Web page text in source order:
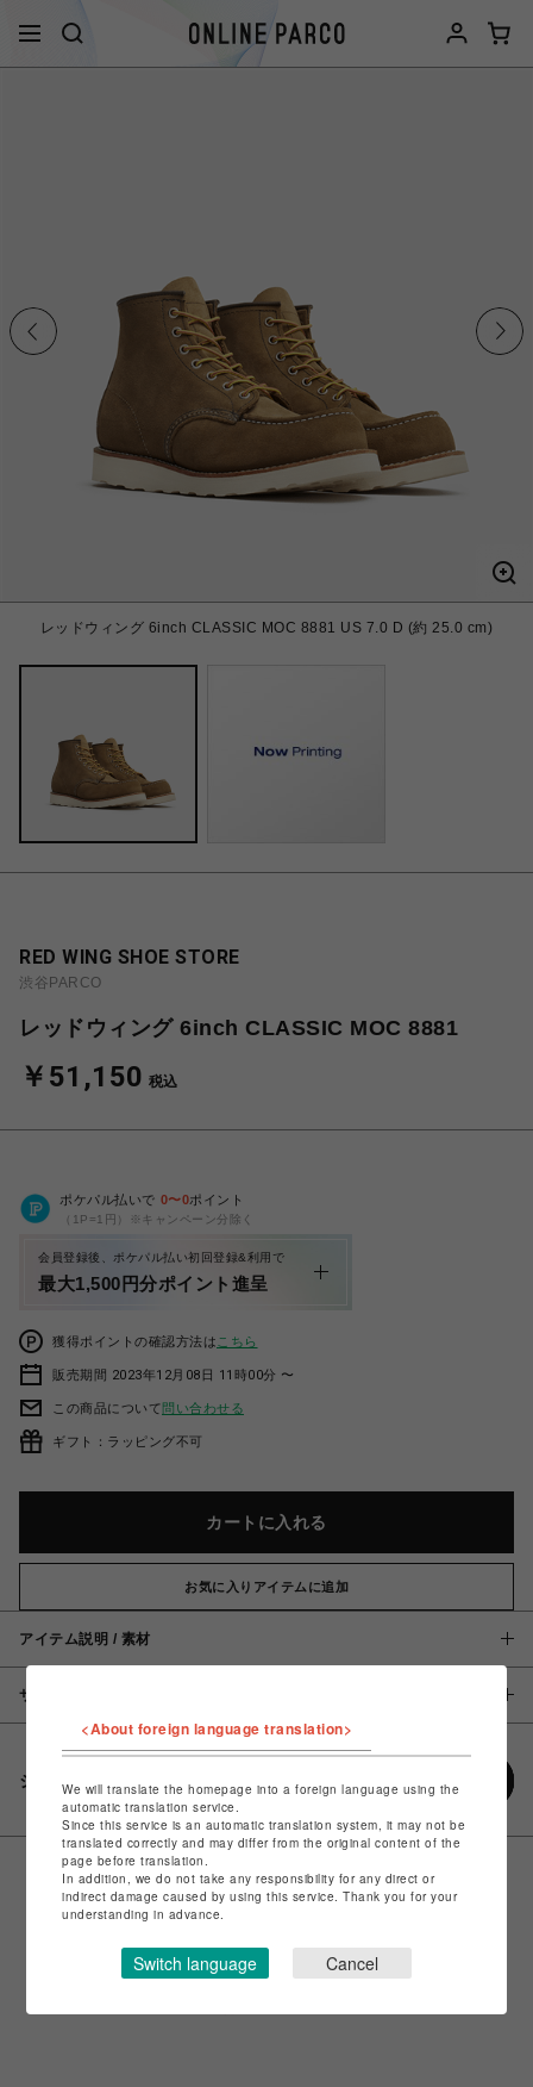
レッドウィング 6inch CLASSIC MOC 8881 US 7.0 D (約 25.0 cm)
RED WING SHOE STORE
渋谷PARCO
レッドウィング 6inch CLASSIC MOC 8881
￥51,150 税込
ポケパル払いで 0〜0ポイント
（1P=1円）※キャンペーン分除く
会員登録後、ポケパル払い初回登録&利用で
最大1,500円分ポイント進呈
獲得ポイントの確認方法は こちら
販売期間 2023年12月08日 11時00分 〜
この商品について問い合わせる
ギフト：ラッピング不可
カートに入れる
お気に入りアイテムに追加
アイテム説明 / 素材
サイズ
シェアする
<About foreign language translation>
We will translate the homepage into a foreign language using the
automatic translation service.
Since this service is an automatic translation system, it may not be
translated correctly and may differ from the original content of the
page before translation.
In addition, we do not take any responsibility for any direct or
indirect damage caused by using this service. Thank you for your
understanding in advance.
Switch language Cancel